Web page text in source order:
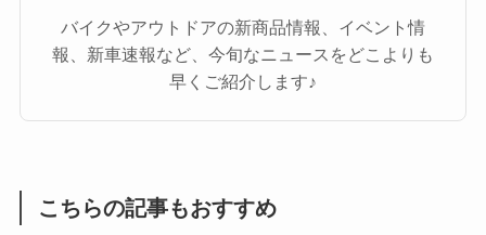
バイクやアウトドアの新商品情報、イベント情
報、新車速報など、今旬なニュースをどこよりも
早くご紹介します♪
こちらの記事もおすすめ